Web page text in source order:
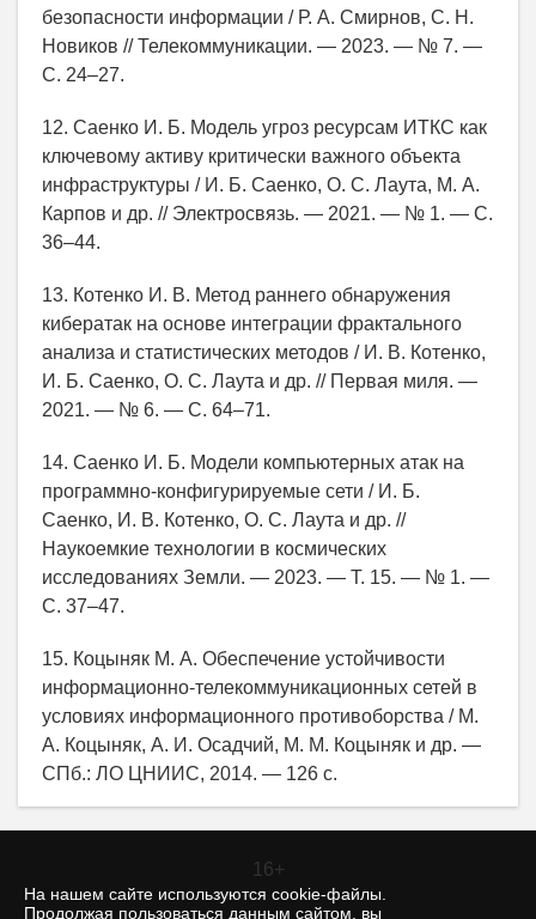
На нашем сайте используются cookie-файлы.
Продолжая пользоваться данным сайтом, вы
безопасности информации / Р. А. Смирнов, С. Н.
Новиков // Телекоммуникации. — 2023. — № 7. —
C. 24–27.
12. Саенко И. Б. Модель угроз ресурсам ИТКС как
ключевому активу критически важного объекта
инфраструктуры / И. Б. Саенко, О. С. Лаута, М. А.
Карпов и др. // Электросвязь. — 2021. — № 1. — С.
36–44.
13. Котенко И. В. Метод раннего обнаружения
кибератак на основе интеграции фрактального
анализа и статистических методов / И. В. Котенко,
И. Б. Саенко, О. С. Лаута и др. // Первая миля. —
2021. — № 6. — С. 64–71.
14. Саенко И. Б. Модели компьютерных атак на
программно-конфигурируемые сети / И. Б.
Саенко, И. В. Котенко, О. С. Лаута и др. //
Наукоемкие технологии в космических
исследованиях Земли. — 2023. — Т. 15. — № 1. —
С. 37–47.
15. Коцыняк М. А. Обеспечение устойчивости
информационно-телекоммуникационных сетей в
условиях информационного противоборства / М.
А. Коцыняк, А. И. Осадчий, М. М. Коцыняк и др. —
СПб.: ЛО ЦНИИС, 2014. — 126 с.
16+